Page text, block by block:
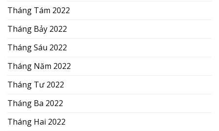
Tháng Tám 2022
Tháng Bảy 2022
Tháng Sáu 2022
Tháng Năm 2022
Tháng Tư 2022
Tháng Ba 2022
Tháng Hai 2022